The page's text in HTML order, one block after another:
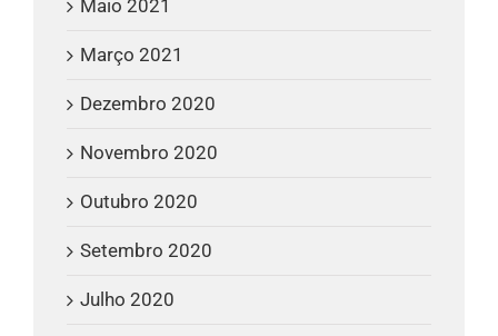
Maio 2021
Março 2021
Dezembro 2020
Novembro 2020
Outubro 2020
Setembro 2020
Julho 2020